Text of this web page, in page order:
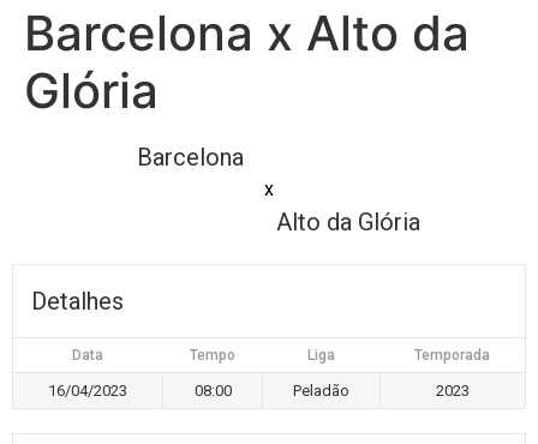
Barcelona x Alto da
Glória
Barcelona
x
Alto da Glória
Detalhes
Data Tempo Liga Temporada
16/04/2023 08:00 Peladão 2023